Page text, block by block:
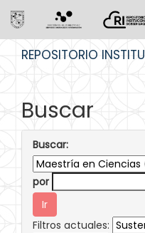
REPOSITORIO
Buscar
Buscar:
por
Filtros actuales: